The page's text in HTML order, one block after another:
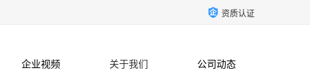
资质认证
企业视频 关于我们 公司动态